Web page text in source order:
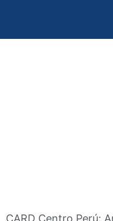
CARD Centro Perú: